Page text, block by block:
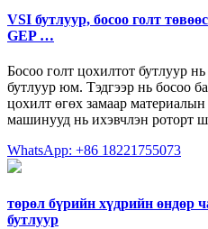
VSI бутлуур, босоо голт
GEP …
Босоо голт цохилтот бутлуур
бутлуур юм. Тэдгээр нь босоо
цохилт өгөх замаар материалын
машинууд нь ихэвчлэн роторт
WhatsApp: +86 18221755073
төрөл бүрийн хүдрийн өндөр
бутлуур